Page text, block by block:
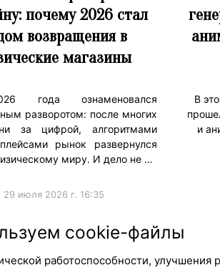
почему 2026 стал
возвращения в
магазины
года ознаменовался
разворотом: после многих
за цифрой, алгоритмами
рынок развернулся
миру. И дело не …
29 июля 2026 г. 16:35
В
и
cookie-файлы
работоспособности, улучшения